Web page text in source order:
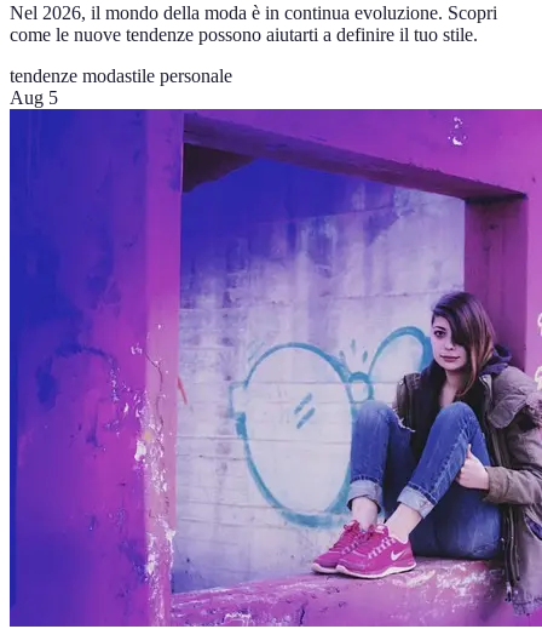
Nel 2026, il mondo della moda è in continua evoluzione. Scopri
come le nuove tendenze possono aiutarti a definire il tuo stile.
tendenze modastile personale
Aug 5